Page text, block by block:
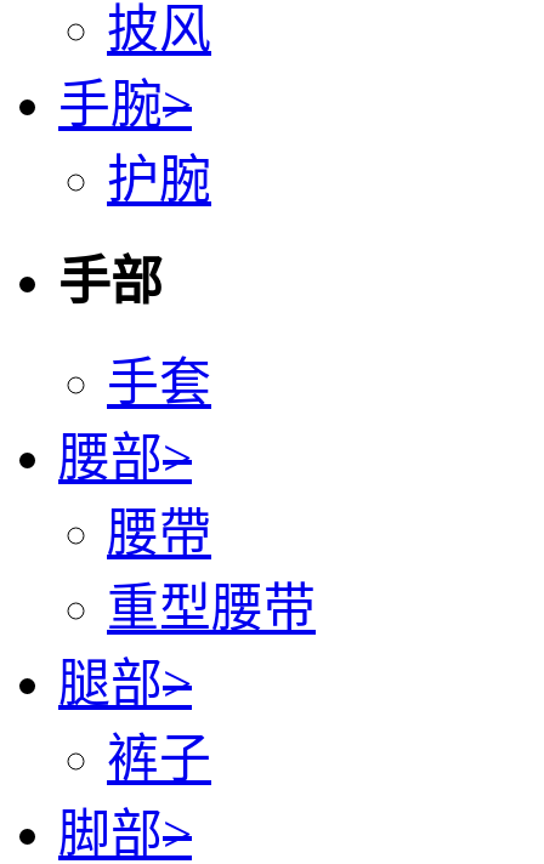
披风
手腕>
护腕
手部
手套
腰部>
腰帶
重型腰带
腿部>
裤子
脚部>